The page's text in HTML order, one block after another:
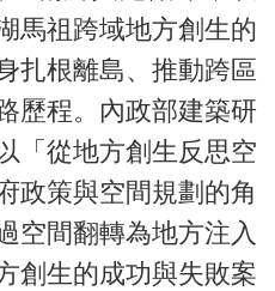
馬祖跨域地方創生的
扎根離島、推動跨區
歷程。內政部建築研
「從地方創生反思空
政策與空間規劃的角
空間翻轉為地方注入
創生的成功與失敗案